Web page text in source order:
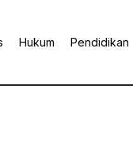
Hukum Pendidikan